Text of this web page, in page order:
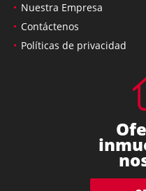
Nuestra Empresa
Contáctenos
Políticas de privacidad